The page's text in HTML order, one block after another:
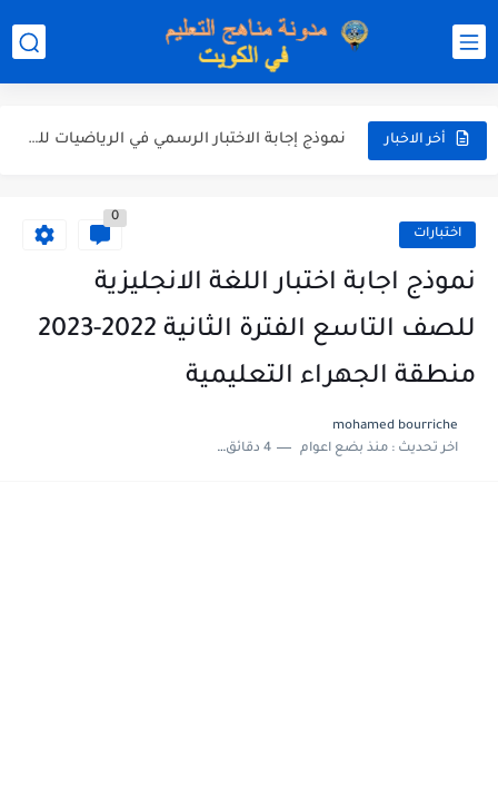
أخر الاخبار
نموذج إجابة الاختبار الرسمي في التربية الاسلامية للصف العاشر الفترة...
نموذج إجابة الاختبار الرسمي في الرياضيات للصف العاشر الفترة الثانية...
مذكرة شاملة في القران الكريم للصف الثاني عشر الفصل الثاني...
مذكرة التغذية في النباتات أحياء الصف الحادي عشر العلمي الفصل...
اختبارات
0
نموذج اجابة اختبار اللغة الانجليزية
للصف التاسع الفترة الثانية 2022-2023
منطقة الجهراء التعليمية
mohamed bourriche
اخر تحديث :منذ بضع اعوام 4 دقائق للقراءة